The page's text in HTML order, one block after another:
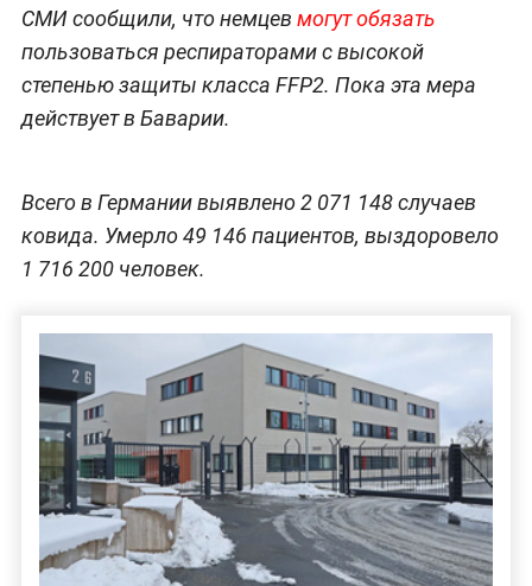
СМИ сообщили, что немцев могут обязать
пользоваться респираторами с высокой
степенью защиты класса FFP2. Пока эта мера
действует в Баварии.
Всего в Германии выявлено 2 071 148 случаев
ковида. Умерло 49 146 пациентов, выздоровело
1 716 200 человек.